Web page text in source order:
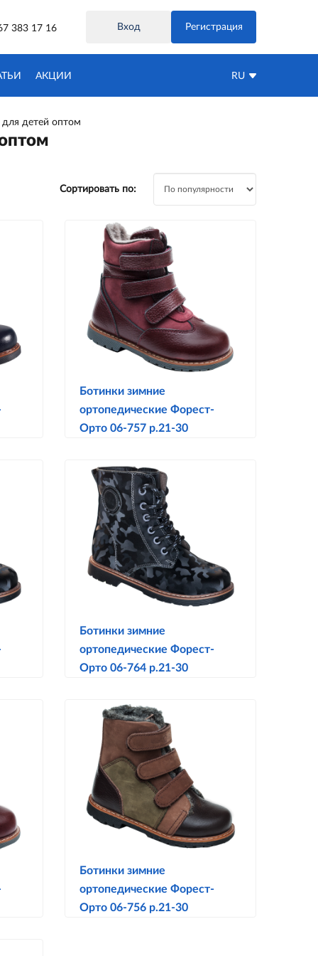
383 17 16 Вход Регистрация
АКЦИИ RU
детей оптом
Сортировать по:
Ботинки зимние
ортопедические Форест-
Орто 06-757 р.21-30
Ботинки зимние
ортопедические Форест-
Орто 06-764 р.21-30
Ботинки зимние
ортопедические Форест-
Орто 06-756 р.21-30